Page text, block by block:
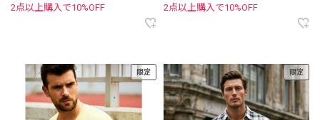
2点以上購入で10%OFF
2点以上購入で10%OFF
限定 限定